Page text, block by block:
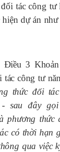
tác công tư
dự án như
Điều 3
tác công tư
thức đối
- sau đây
phương thức
có thời hạn
qua việc